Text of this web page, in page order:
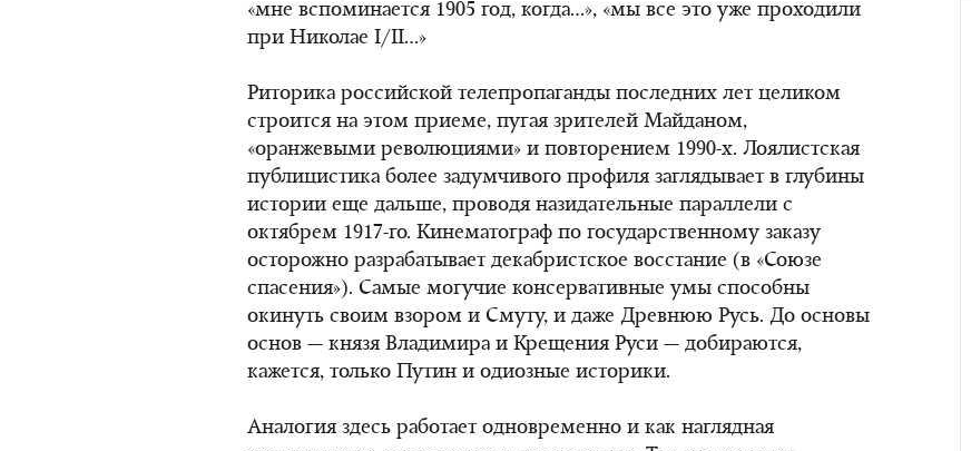
«мне вспоминается 1905 год, когда…», «мы все это уже проходили
при Николае I/II…»
Риторика российской телепропаганды последних лет целиком
строится на этом приеме, пугая зрителей Майданом,
«оранжевыми революциями» и повторением 1990-х. Лоялистская
публицистика более задумчивого профиля заглядывает в глубины
истории еще дальше, проводя назидательные параллели с
октябрем 1917-го. Кинематограф по государственному заказу
осторожно разрабатывает декабристское восстание (в «Союзе
спасения»). Самые могучие консервативные умы способны
окинуть своим взором и Смуту, и даже Древнюю Русь. До основы
основ — князя Владимира и Крещения Руси — добираются,
кажется, только Путин и одиозные историки.
Аналогия здесь работает одновременно и как наглядная